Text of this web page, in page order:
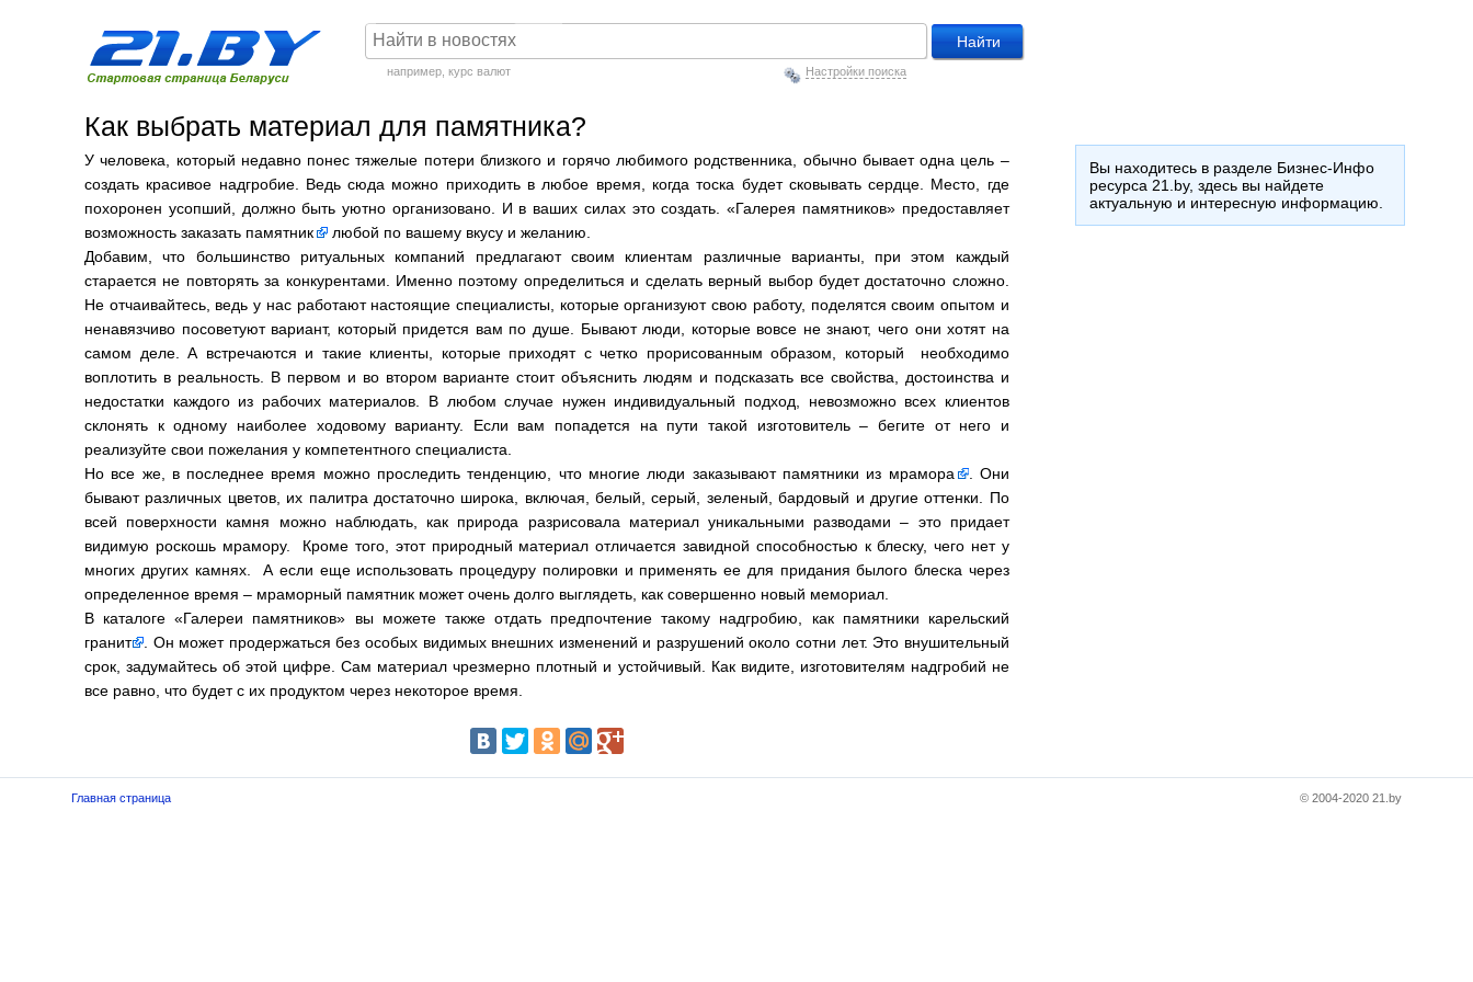
например, курс валют Настройки поиска
Как выбрать материал для памятника?
У человека, который недавно понес тяжелые потери близкого и горячо любимого родственника, обычно бывает одна цель –
создать красивое надгробие. Ведь сюда можно приходить в любое время, когда тоска будет сковывать сердце. Место, где
похоронен усопший, должно быть уютно организовано. И в ваших силах это создать. «Галерея памятников» предоставляет
возможность заказать памятник
любой по вашему вкусу и желанию.
Добавим, что большинство ритуальных компаний предлагают своим клиентам различные варианты, при этом каждый
старается не повторять за конкурентами. Именно поэтому определиться и сделать верный выбор будет достаточно сложно.
Не отчаивайтесь, ведь у нас работают настоящие специалисты, которые организуют свою работу, поделятся своим опытом и
ненавязчиво посоветуют вариант, который придется вам по душе. Бывают люди, которые вовсе не знают, чего они хотят на
самом деле. А встречаются и такие клиенты, которые приходят с четко прорисованным образом, который необходимо
воплотить в реальность. В первом и во втором варианте стоит объяснить людям и подсказать все свойства, достоинства и
недостатки каждого из рабочих материалов. В любом случае нужен индивидуальный подход, невозможно всех клиентов
склонять к одному наиболее ходовому варианту. Если вам попадется на пути такой изготовитель – бегите от него и
реализуйте свои пожелания у компетентного специалиста.
Но все же, в последнее время можно проследить тенденцию, что многие люди заказывают памятники из мрамора
. Они
бывают различных цветов, их палитра достаточно широка, включая, белый, серый, зеленый, бардовый и другие оттенки. По
всей поверхности камня можно наблюдать, как природа разрисовала материал уникальными разводами – это придает
видимую роскошь мрамору. Кроме того, этот природный материал отличается завидной способностью к блеску, чего нет у
многих других камнях. А если еще использовать процедуру полировки и применять ее для придания былого блеска через
определенное время – мраморный памятник может очень долго выглядеть, как совершенно новый мемориал.
В каталоге «Галереи памятников» вы можете также отдать предпочтение такому надгробию, как памятники карельский
гранит
. Он может продержаться без особых видимых внешних изменений и разрушений около сотни лет. Это внушительный
срок, задумайтесь об этой цифре. Сам материал чрезмерно плотный и устойчивый. Как видите, изготовителям надгробий не
все равно, что будет с их продуктом через некоторое время.
Вы находитесь в разделе Бизнес-Инфо
ресурса 21.by, здесь вы найдете
актуальную и интересную информацию.
Главная страница © 2004-2020 21.by